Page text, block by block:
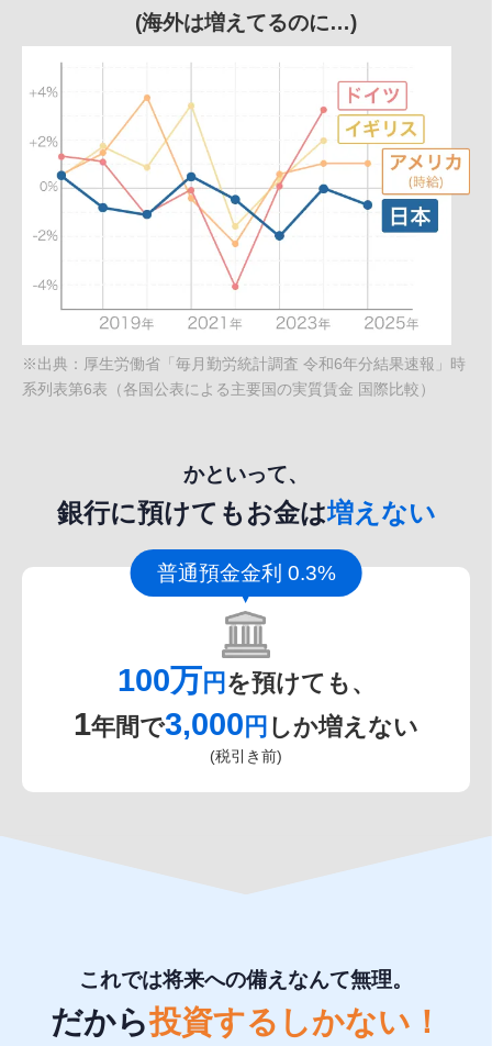
(海外は増えてるのに…)
※出典：厚生労働省「毎月勤労統計調査 令和6年分結果速報」時
系列表第6表（各国公表による主要国の実質賃金 国際比較）
かといって、
銀行に預けてもお金は増えない
普通預金金利 0.3%
100万円 を預けても、
1年間で3,000 円 しか増えない
(税引き前)
これでは将来への備えなんて無理。
だから投資するしかない！